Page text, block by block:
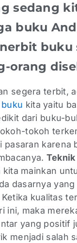
sedang
buku
buku
orang
segera terbit,
kita yaitu
dari buku-
tokoh
pasaran karena
mainkan
dasarnya
kualitas
ini, maka
yang positif
menjadi salah